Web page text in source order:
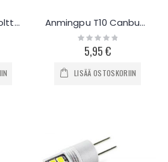
Angrong G4 LED-polttimo, 2kpl Anmingpu T10 Canbus polttimo, 2kpl
Rating:
0%5,95 €
LISÄÄ OSTOSKORIIN